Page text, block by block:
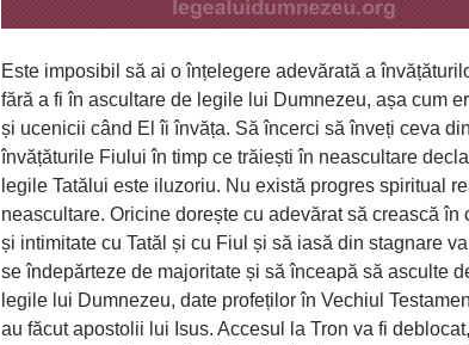
Este imposibil să ai o înțelegere adevărată a
fără a fi în ascultare de legile lui Dumnezeu, așa cum
și ucenicii când El îi învăța. Să încerci să înveți ceva
învățăturile Fiului în timp ce trăiești în neascultare
legile Tatălui este iluzoriu. Nu există progres spiritual
neascultare. Oricine dorește cu adevărat să crească în
și intimitate cu Tatăl și cu Fiul și să iasă din stagnare
se îndepărteze de majoritate și să înceapă să asculte
legile lui Dumnezeu, date profeților în Vechiul
au făcut apostolii lui Isus. Accesul la Tron va fi